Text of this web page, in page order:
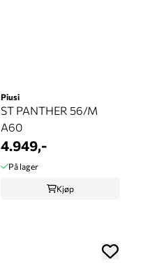
Piusi
ST PANTHER 56/M
A60
4.949,-
På lager
Kjøp